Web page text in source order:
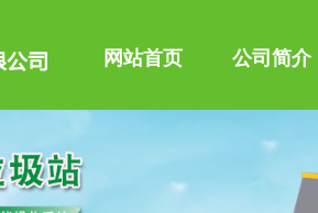
网站首页 公司简介
公司主导品种有洒水车、垃圾车、吸粪车、吸
消防车、随车起重运输车、混凝土搅拌运输车
配件等100多个品种车型。同时批发东风、解